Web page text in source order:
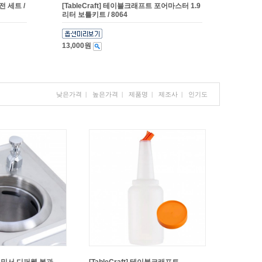
세트 /
[TableCraft] 테이블크래프트 포어마스터 1.9
리터 보틀키트 / 8064
13,000원
낮은가격 높은가격 제품명 제조사 인기도